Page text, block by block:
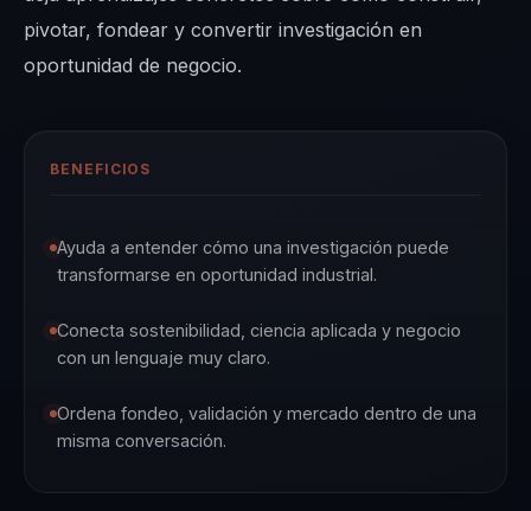
pivotar, fondear y convertir investigación en
oportunidad de negocio.
BENEFICIOS
Ayuda a entender cómo una investigación puede
transformarse en oportunidad industrial.
Conecta sostenibilidad, ciencia aplicada y negocio
con un lenguaje muy claro.
Ordena fondeo, validación y mercado dentro de una
misma conversación.